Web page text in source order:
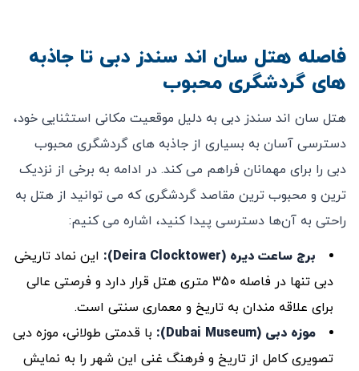
فاصله هتل سان اند سندز دبی تا جاذبه‌
های گردشگری محبوب
هتل سان اند سندز دبی به دلیل موقعیت مکانی استثنایی خود،
دسترسی آسان به بسیاری از جاذبه‌ های گردشگری محبوب
دبی را برای مهمانان فراهم می ‌کند. در ادامه به برخی از نزدیک
‌ترین و محبوب ‌ترین مقاصد گردشگری که می ‌توانید از هتل به
راحتی به آن‌ها دسترسی پیدا کنید، اشاره می‌ کنیم:
برج ساعت دیره (Deira Clocktower)
: این نماد تاریخی
دبی تنها در فاصله 350 متری هتل قرار دارد و فرصتی عالی
برای علاقه ‌مندان به تاریخ و معماری سنتی است.
موزه دبی (Dubai Museum)
: با قدمتی طولانی، موزه دبی
تصویری کامل از تاریخ و فرهنگ غنی این شهر را به نمایش